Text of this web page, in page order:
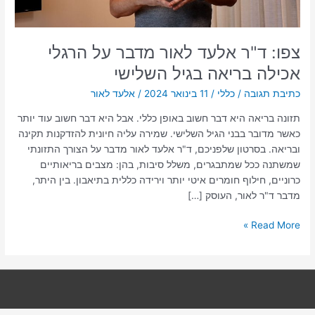
צפו: ד"ר אלעד לאור מדבר על הרגלי
אכילה בריאה בגיל השלישי
כתיבת תגובה /כללי / 11 בינואר 2024 /אלעד לאור
תזונה בריאה היא דבר חשוב באופן כללי. אבל היא דבר חשוב עוד יותר
כאשר מדובר בבני הגיל השלישי. שמירה עליה חיונית להזדקנות תקינה
ובריאה. בסרטון שלפניכם, ד"ר אלעד לאור מדבר על הצורך התזונתי
שמשתנה ככל שמתבגרים, משלל סיבות, בהן: מצבים בריאותיים
כרוניים, חילוף חומרים איטי יותר וירידה כללית בתיאבון. בין היתר,
מדבר ד"ר לאור, העוסק […]
השלישי
Read More »